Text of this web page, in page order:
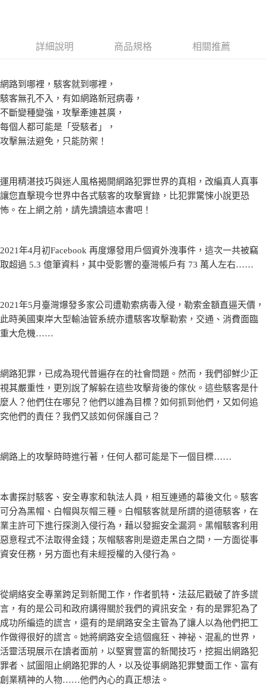
詳細說明 商品規格 相關推薦
網路到哪裡，駭客就到哪裡，
駭客無孔不入，有如網路新冠病毒，
不斷變種變強，攻擊牽連甚廣，
每個人都可能是「受駭者」，
攻擊無法避免，只能防禦！
運用精湛技巧與迷人風格揭開網路犯罪世界的真相，改編真人真事
讓您直擊現今世界中各式駭客的攻擊實錄，比犯罪驚悚小說更恐
怖。在上網之前，請先讀讀這本書吧！
2021年4月初Facebook 再度爆發用戶個資外洩事件，這次一共被竊
取超過 5.3 億筆資料，其中受影響的臺灣帳戶有 73 萬人左右……
2021年5月臺灣爆發多家公司遭勒索病毒入侵，勒索金額直逼天價，
此時美國東岸大型輸油管系統亦遭駭客攻擊勒索，交通、消費面臨
重大危機……
網路犯罪，已成為現代普遍存在的社會問題。然而，我們卻鮮少正
視其嚴重性，更別說了解躲在這些攻擊背後的傢伙。這些駭客是什
麼人？他們住在哪兒？他們以誰為目標？如何抓到他們，又如何追
究他們的責任？我們又該如何保護自己？
網路上的攻擊時時進行著，任何人都可能是下一個目標……
本書探討駭客、安全專家和執法人員，相互連通的幕後文化。駭客
可分為黑帽、白帽與灰帽三種。白帽駭客就是所謂的道德駭客，在
業主許可下進行探測入侵行為，藉以發掘安全漏洞。黑帽駭客利用
惡意程式不法取得金錢；灰帽駭客則是遊走黑白之間，一方面從事
資安任務，另方面也有未經授權的入侵行為。
從網絡安全專業跨足到新聞工作，作者凱特‧法茲尼戳破了許多謊
言，有的是公司和政府講得關於我們的資訊安全，有的是罪犯為了
成功所編造的謊言，還有的是網路安全主管為了讓人以為他們把工
作做得很好的謊言。她將網路安全這個瘋狂、神祕、混亂的世界，
活靈活現展示在讀者面前，以堅實豐富的新聞技巧，挖掘出網路犯
罪者、試圖阻止網路犯罪的人，以及從事網路犯罪雙面工作、富有
創業精神的人物……他們內心的真正想法。